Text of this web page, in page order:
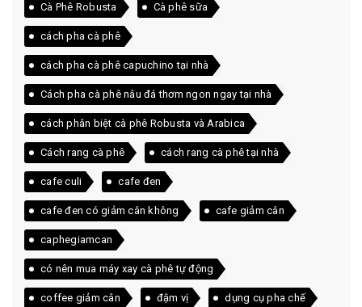
Cà Phê Robusta Cà phê sữa
cách pha cà phê
cách pha cà phê capuchino tại nhà
Cách pha cà phê nâu đá thơm ngon ngay tại nhà
cách phân biệt cà phê Robusta và Arabica
Cách rang cà phê cách rang cà phê tại nhà
cafe culi cafe đen
cafe đen có giảm cân không cafe giảm cân
caphegiamcan
có nên mua máy xay cà phê tự động
coffee giảm cân đậm vị dụng cụ pha chế